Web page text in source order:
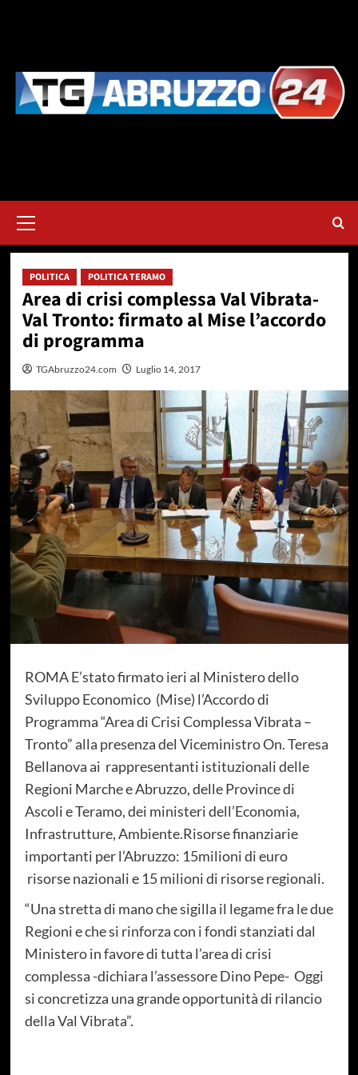
principale
POLITICA POLITICA TERAMO
Area di crisi complessa Val Vibrata-
Val Tronto: firmato al Mise l’accordo
di programma
TGAbruzzo24.com Luglio 14, 2017
ROMA E’stato firmato ieri al Ministero dello
Sviluppo Economico (Mise) l’Accordo di
Programma “Area di Crisi Complessa Vibrata –
Tronto” alla presenza del Viceministro On. Teresa
Bellanova ai rappresentanti istituzionali delle
Regioni Marche e Abruzzo, delle Province di
Ascoli e Teramo, dei ministeri dell’Economia,
Infrastrutture, Ambiente.Risorse finanziarie
importanti per l’Abruzzo: 15milioni di euro
risorse nazionali e 15 milioni di risorse regionali.
“Una stretta di mano che sigilla il legame fra le due
Regioni e che si rinforza con i fondi stanziati dal
Ministero in favore di tutta l’area di crisi
complessa -dichiara l’assessore Dino Pepe- Oggi
si concretizza una grande opportunità di rilancio
della Val Vibrata”.